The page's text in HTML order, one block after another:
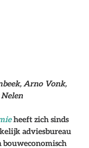
Arno Vonk,
Nelen
heeft zich sinds
adviesbureau
bouweconomisch